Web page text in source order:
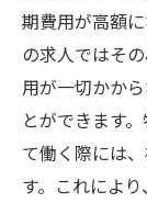
期費用が高額
の求人ではそ
用が一切かか
とができます
て働く際には
す。これによ